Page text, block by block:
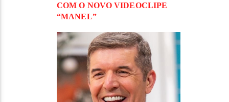
COM O NOVO VIDEOCLIPE
“MANEL”